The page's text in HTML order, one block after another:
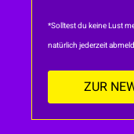
*Solltest du keine Lust
natürlich jederzeit
ZUR